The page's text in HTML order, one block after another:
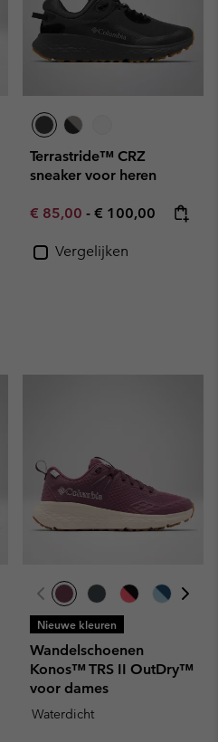
Terrastride™ CRZ
sneaker voor heren
Minimum sale price:
€ 85,00 - Maximum price:
€ 100,00
Vergelijken
Nieuwe kleuren
Wandelschoenen
Konos™ TRS II OutDry™
voor dames
Waterdicht